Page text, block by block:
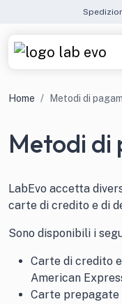
Home Metodi di
Metodi di
LabEvo accetta
carte di credito e di
Sono disponibili i
Carte di credito
American
Carte prepagate